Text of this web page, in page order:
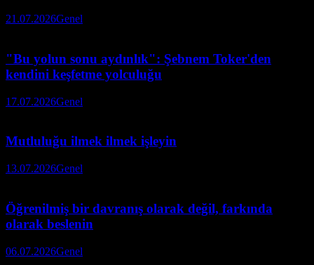
21.07.2026Genel
"Bu yolun sonu aydınlık": Şebnem Toker'den
kendini keşfetme yolculuğu
17.07.2026Genel
Mutluluğu ilmek ilmek işleyin
13.07.2026Genel
Öğrenilmiş bir davranış olarak değil, farkında
olarak beslenin
06.07.2026Genel